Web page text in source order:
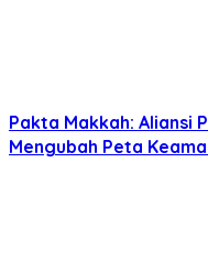
Pakta Makkah: Aliansi
Mengubah Peta